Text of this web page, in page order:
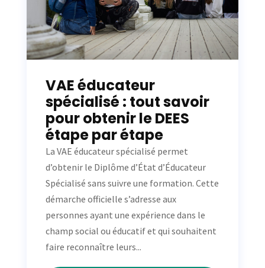
VAE éducateur
spécialisé : tout savoir
pour obtenir le DEES
étape par étape
La VAE éducateur spécialisé permet
d’obtenir le Diplôme d’État d’Éducateur
Spécialisé sans suivre une formation. Cette
démarche officielle s’adresse aux
personnes ayant une expérience dans le
champ social ou éducatif et qui souhaitent
faire reconnaître leurs...